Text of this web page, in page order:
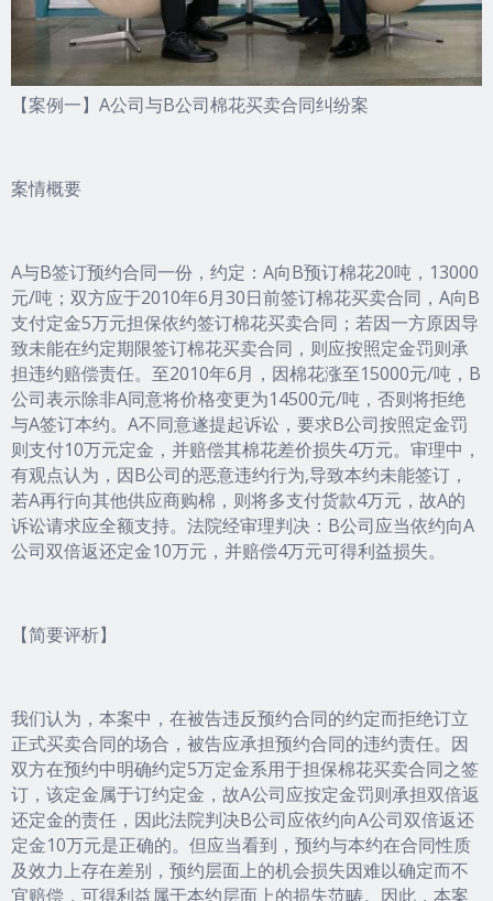
【案例一】A公司与B公司棉花买卖合同纠纷案
案情概要
A与B签订预约合同一份，约定：A向B预订棉花20吨，13000
元/吨；双方应于2010年6月30日前签订棉花买卖合同，A向B
支付定金5万元担保依约签订棉花买卖合同；若因一方原因导
致未能在约定期限签订棉花买卖合同，则应按照定金罚则承
担违约赔偿责任。至2010年6月，因棉花涨至15000元/吨，B
公司表示除非A同意将价格变更为14500元/吨，否则将拒绝
与A签订本约。A不同意遂提起诉讼，要求B公司按照定金罚
则支付10万元定金，并赔偿其棉花差价损失4万元。审理中，
有观点认为，因B公司的恶意违约行为,导致本约未能签订，
若A再行向其他供应商购棉，则将多支付货款4万元，故A的
诉讼请求应全额支持。法院经审理判决：B公司应当依约向A
公司双倍返还定金10万元，并赔偿4万元可得利益损失。
【简要评析】
我们认为，本案中，在被告违反预约合同的约定而拒绝订立
正式买卖合同的场合，被告应承担预约合同的违约责任。因
双方在预约中明确约定5万定金系用于担保棉花买卖合同之签
订，该定金属于订约定金，故A公司应按定金罚则承担双倍返
还定金的责任，因此法院判决B公司应依约向A公司双倍返还
定金10万元是正确的。但应当看到，预约与本约在合同性质
及效力上存在差别，预约层面上的机会损失因难以确定而不
宜赔偿，可得利益属于本约层面上的损失范畴。因此，本案